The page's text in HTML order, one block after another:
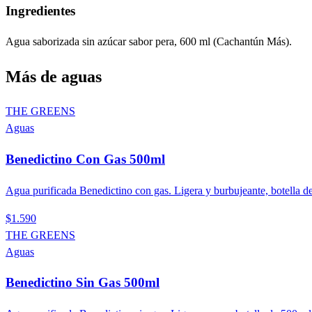
Ingredientes
Agua saborizada sin azúcar sabor pera, 600 ml (Cachantún Más).
Más de aguas
THE GREENS
Aguas
Benedictino Con Gas 500ml
Agua purificada Benedictino con gas. Ligera y burbujeante, botella
$1.590
THE GREENS
Aguas
Benedictino Sin Gas 500ml